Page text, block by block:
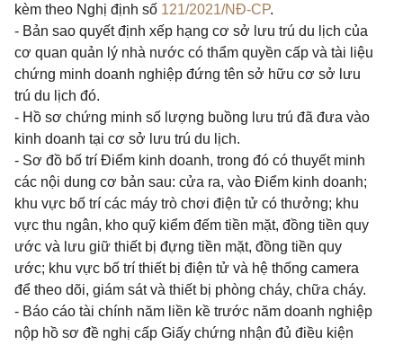
kèm theo Nghị định số 121/2021/NĐ-CP.
- Bản sao quyết định xếp hạng cơ sở lưu trú du lịch của
cơ quan quản lý nhà nước có thẩm quyền cấp và tài liệu
chứng minh doanh nghiệp đứng tên sở hữu cơ sở lưu
trú du lịch đó.
- Hồ sơ chứng minh số lượng buồng lưu trú đã đưa vào
kinh doanh tại cơ sở lưu trú du lịch.
- Sơ đồ bố trí Điểm kinh doanh, trong đó có thuyết minh
các nội dung cơ bản sau: cửa ra, vào Điểm kinh doanh;
khu vực bố trí các máy trò chơi điện tử có thưởng; khu
vực thu ngân, kho quỹ kiểm đếm tiền mặt, đồng tiền quy
ước và lưu giữ thiết bị đựng tiền mặt, đồng tiền quy
ước; khu vực bố trí thiết bị điện tử và hệ thống camera
để theo dõi, giám sát và thiết bị phòng cháy, chữa cháy.
- Báo cáo tài chính năm liền kề trước năm doanh nghiệp
nộp hồ sơ đề nghị cấp Giấy chứng nhận đủ điều kiện